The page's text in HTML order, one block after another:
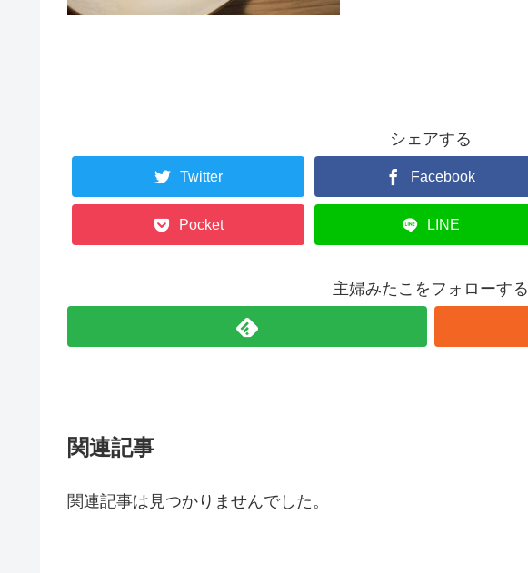
シェアする
Twitter Facebook
Pocket LINE
主婦みたこをフォローする
関連記事
関連記事は見つかりませんでした。